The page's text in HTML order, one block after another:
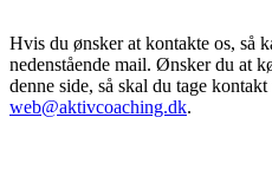
Hvis du ønsker at kontakte os, så
nedenstående mail. Ønsker du at
denne side, så skal du tage
web@aktivcoaching.dk.